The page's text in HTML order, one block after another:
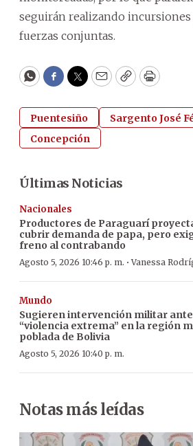
seguirán realizando incursiones
fuerzas conjuntas.
WhatsApp
Facebook
Twitter
EmailCopyPrint
Puentesiño
Sargento José
Concepción
Últimas Noticias
Nacionales
Productores de Paraguarí
cubrir demanda de papa, pero
freno al contrabando
Agosto 5, 2026 10:46 p. m. ·Vanessa
Mundo
Sugieren intervención militar ante
“violencia extrema” en la región
poblada de Bolivia
Agosto 5, 2026 10:40 p. m.
Notas más leídas